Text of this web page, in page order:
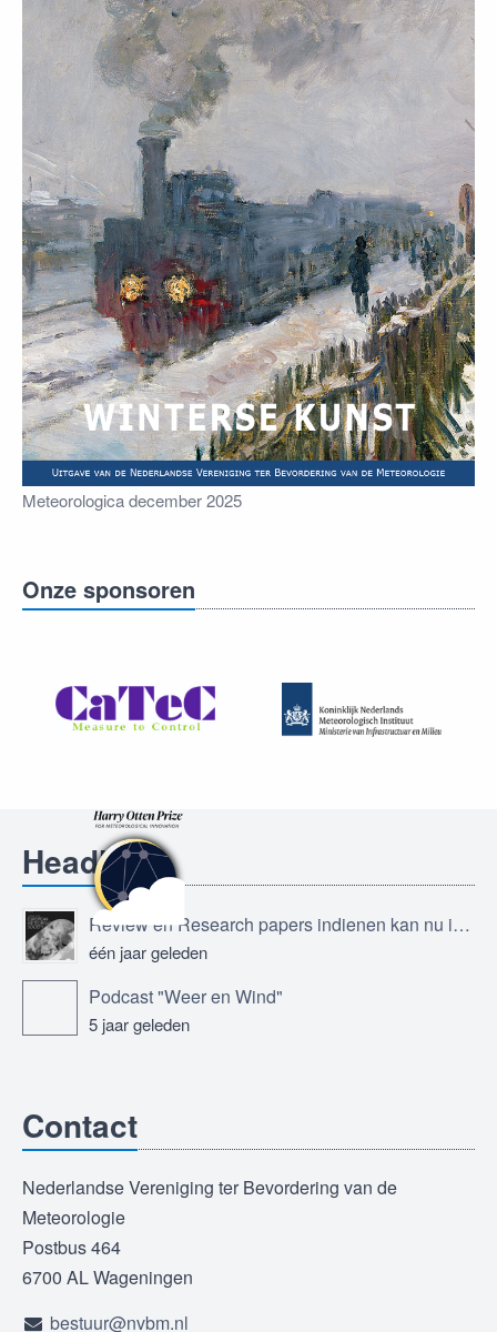
Meteorologica december 2025
Onze sponsoren
Headlines
Review en Research papers indienen kan nu in Journal of the European Meteorological Society
één jaar geleden
Podcast "Weer en Wind"
5 jaar geleden
Contact
Nederlandse Vereniging ter Bevordering van de
Meteorologie
Postbus 464
6700 AL Wageningen
bestuur@nvbm.nl